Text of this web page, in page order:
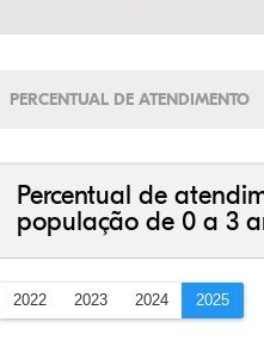
PERCENTUAL DE ATENDIMENTO
Percentual de
população de 0 a 3
2022 2023 2024 2025